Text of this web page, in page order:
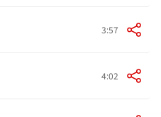
3:57
4:02